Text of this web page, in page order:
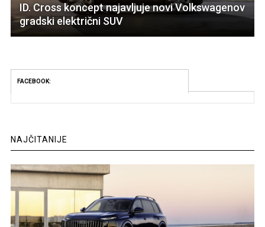
ID. Cross koncept najavljuje novi Volkswagenov
gradski električni SUV
FACEBOOK:
NAJČITANIJE